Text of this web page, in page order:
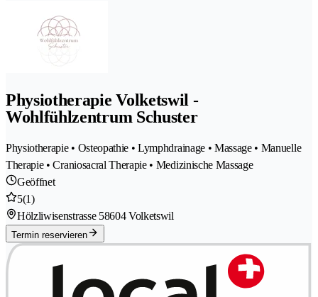
Physiotherapie Volketswil -
Wohlfühlzentrum Schuster
Physiotherapie • Osteopathie • Lymphdrainage • Massage • Manuelle
Therapie • Craniosacral Therapie • Medizinische Massage
Geöffnet
5(1)
Hölzliwisenstrasse 58604 Volketswil
Termin reservieren